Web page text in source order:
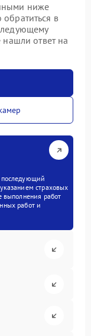
ниже
в
нашли ответ на
последующий
страховых
выполнения работ
работ и